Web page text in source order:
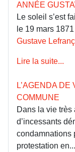
ANNÉE
Le soleil s’est
le 19 mars
Gustave
Lire la suite...
L’AGENDA
COMMUNE
Dans la vie très
d’incessants
condamnations
protestation en...